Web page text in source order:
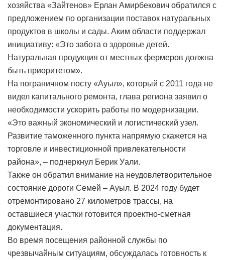
хозяйства «Зайтенов» Ерлан Амирбекович обратился с
предложением по организации поставок натуральных
продуктов в школы и сады. Аким области поддержал
инициативу: «Это забота о здоровье детей.
Натуральная продукция от местных фермеров должна
быть приоритетом».
На пограничном посту «Ауыл», который с 2011 года не
видел капитального ремонта, глава региона заявил о
необходимости ускорить работы по модернизации.
«Это важный экономический и логистический узел.
Развитие таможенного пункта напрямую скажется на
торговле и инвестиционной привлекательности
района», – подчеркнул Берик Уали.
Также он обратил внимание на неудовлетворительное
состояние дороги Семей – Ауыл. В 2024 году будет
отремонтировано 27 километров трассы, на
оставшиеся участки готовится проектно-сметная
документация.
Во время посещения районной службы по
чрезвычайным ситуациям, обсуждалась готовность к